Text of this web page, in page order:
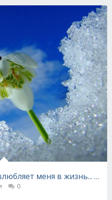
меня в жизнь...
0